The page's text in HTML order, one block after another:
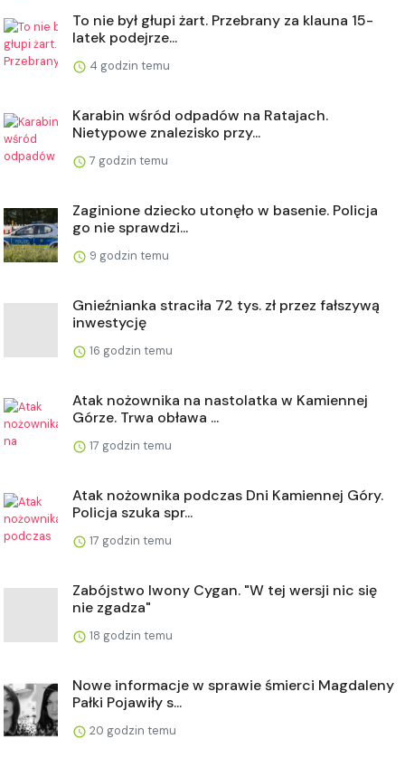
To nie był głupi żart. Przebrany za klauna 15-
latek podejrze...
4 godzin temu
Karabin wśród odpadów na Ratajach.
Nietypowe znalezisko przy...
7 godzin temu
Zaginione dziecko utonęło w basenie. Policja
go nie sprawdzi...
9 godzin temu
Gnieźnianka straciła 72 tys. zł przez fałszywą
inwestycję
16 godzin temu
Atak nożownika na nastolatka w Kamiennej
Górze. Trwa obława ...
17 godzin temu
Atak nożownika podczas Dni Kamiennej Góry.
Policja szuka spr...
17 godzin temu
Zabójstwo Iwony Cygan. "W tej wersji nic się
nie zgadza"
18 godzin temu
Nowe informacje w sprawie śmierci Magdaleny
Pałki Pojawiły s...
20 godzin temu